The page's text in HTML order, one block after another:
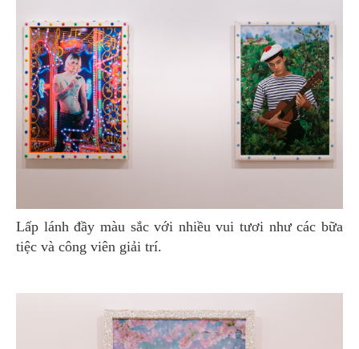
Lấp lánh đầy màu sắc với nhiều vui tươi như các bữa
tiệc và công viên giải trí.